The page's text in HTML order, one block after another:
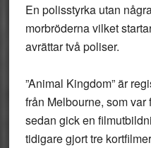
En polisstyrka utan
morbröderna vilket
avrättar två poliser.
”Animal Kingdom” är
från Melbourne, som
sedan gick en
tidigare gjort tre